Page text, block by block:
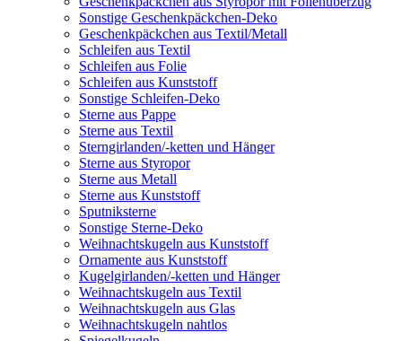
Sonstige Geschenkpäckchen-Deko
Geschenkpäckchen aus Textil/Metall
Schleifen aus Textil
Schleifen aus Folie
Schleifen aus Kunststoff
Sonstige Schleifen-Deko
Sterne aus Pappe
Sterne aus Textil
Sterngirlanden/-ketten und Hänger
Sterne aus Styropor
Sterne aus Metall
Sterne aus Kunststoff
Sputniksterne
Sonstige Sterne-Deko
Weihnachtskugeln aus Kunststoff
Ornamente aus Kunststoff
Kugelgirlanden/-ketten und Hänger
Weihnachtskugeln aus Textil
Weihnachtskugeln aus Glas
Weihnachtskugeln nahtlos